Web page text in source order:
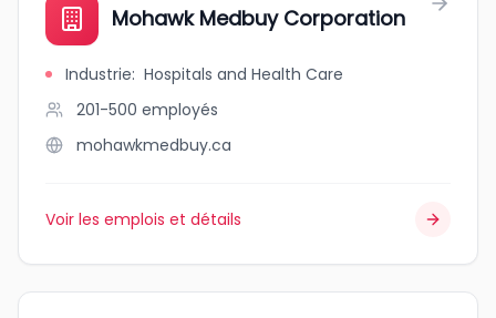
Mohawk Medbuy Corporation
Industrie: Hospitals and Health Care
201-500 employés
mohawkmedbuy.ca
Voir les emplois et détails